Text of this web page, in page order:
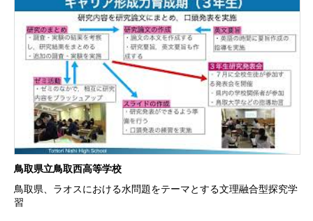
鳥取県立鳥取西高等学校
鳥取県、ラオスにおける水問題をテーマとする文理融合型探究学
習